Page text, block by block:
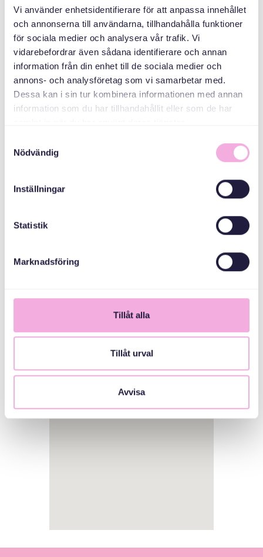
Vi använder enhetsidentifierare för att anpassa innehållet
och annonserna till användarna, tillhandahålla funktioner
för sociala medier och analysera vår trafik. Vi
vidarebefordrar även sådana identifierare och annan
information från din enhet till de sociala medier och
annons- och analysföretag som vi samarbetar med.
Dessa kan i sin tur kombinera informationen med annan
information som du har tillhandahållit eller som de har
Nödvändig
Inställningar
Statistik
Marknadsföring
Tillåt alla
Tillåt urval
Avvisa
Svenska med baby
Email
bokningen@svenskamedbaby.se
MEDARRANGÖRER
1